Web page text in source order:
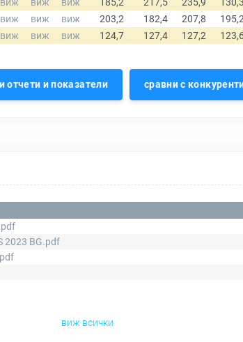
отчети и показатели сравни с
2023 BG.pdf
виж всички